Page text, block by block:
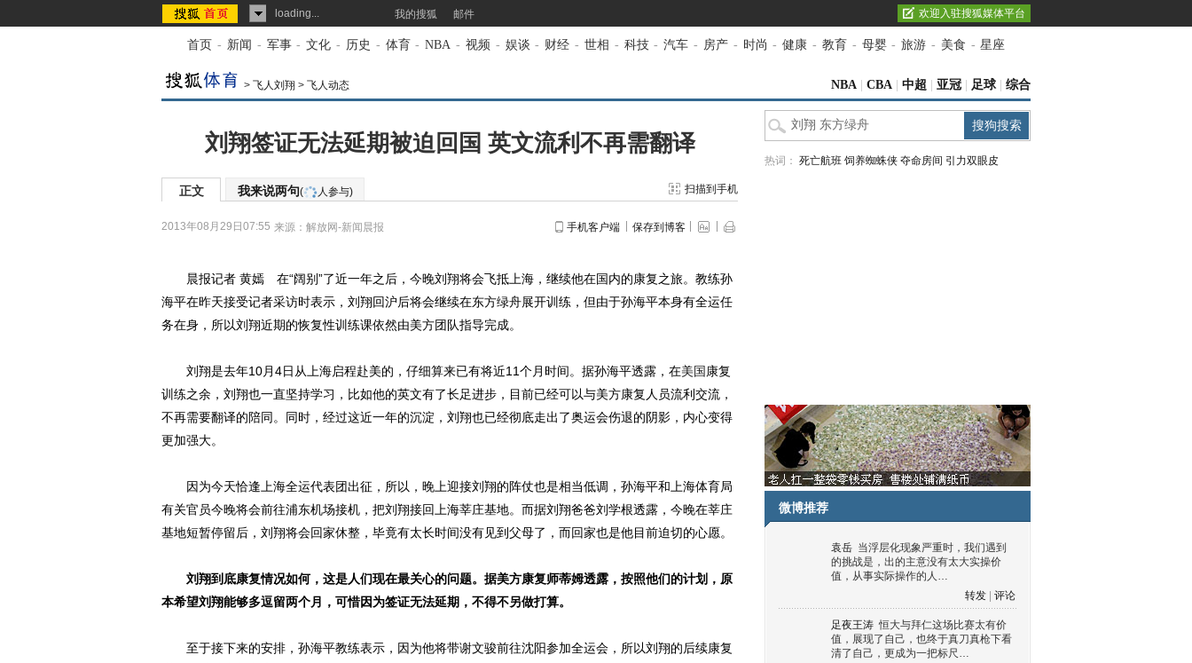
loading... 我的搜狐 邮件 欢迎入驻搜狐媒体平台
首页 - 新闻 - 军事 - 文化 - 历史 - 体育 - NBA - 视频 - 娱谈 - 财经 - 世相 - 科技 - 汽车 - 房产 - 时尚 - 健康 - 教育 - 母婴 - 旅游 - 美食 - 星座
> 飞人刘翔 > 飞人动态 NBA CBA 中超 亚冠 足球 综合
刘翔签证无法延期被迫回国 英文流利不再需翻译
正文 我来说两句( 人参与) 扫描到手机
2013年08月29日07:55 来源： 解放网-新闻晨报 手机客户端 保存到博客
晨报记者 黄嫣 在“阔别”了近一年之后，今晚刘翔将会飞抵上海，继续他在国内的康复之旅。教练孙
海平在昨天接受记者采访时表示，刘翔回沪后将会继续在东方绿舟展开训练，但由于孙海平本身有全运任
务在身，所以刘翔近期的恢复性训练课依然由美方团队指导完成。
刘翔是去年10月4日从上海启程赴美的，仔细算来已有将近11个月时间。据孙海平透露，在美国 康复
训练之余，刘翔也一直坚持学习，比如他的英文有了长足进步，目前已经可以与美方康复人员流利交流，
不再需要翻译的陪同。同时，经过这近一年的沉淀，刘翔也已经彻底走出了奥运会伤退的阴影，内心变得
更加强大。
因为今天恰逢上海全运代表团出征，所以，晚上迎接刘翔的阵仗也是相当低调，孙海平和上海体育局
有关官员今晚将会前往浦东机场接机，把刘翔接回上海莘庄基地。而据刘翔爸爸刘学根透露，今晚在莘庄
基地短暂停留后，刘翔将会回家休整，毕竟有太长时间没有见到父母了，而回家也是他目前迫切的心愿。
刘翔到底康复情况如何，这是人们现在最关心的问题。据美方康复师蒂姆透露，按照他们的计划，原
本希望刘翔能够多逗留两个月，可惜因为签证无法延期，不得不另做打算。
至于接下来的安排，孙海平教练表示，因为他将带谢文骏前往沈阳参加全运会，所以刘翔的后续康复
热词： 死亡航班 饲养蜘蛛侠 夺命房间 引力双眼皮
微博推荐
袁岳 当浮层化现象严重时，我们遇到
的挑战是，出的主意没有太大实操价
值，从事实际操作的人…
转发
评论
足夜王涛 恒大与拜仁这场比赛太有价
值，展现了自己，也终于真刀真枪下看
清了自己，更成为一把标尺…